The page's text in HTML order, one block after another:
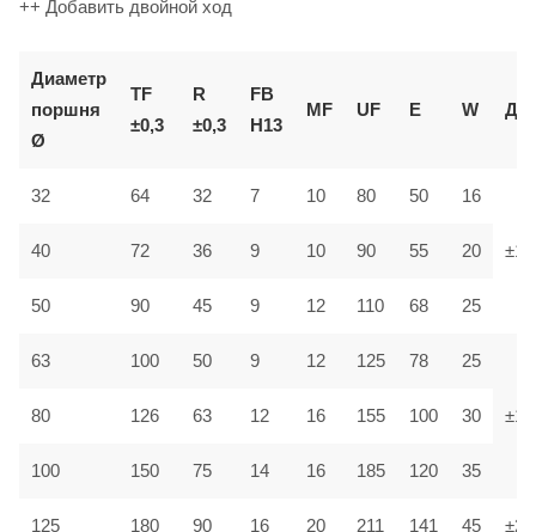
++ Добавить двойной ход
Диаметр
поршня
Ø
TF
±0,3
R
±0,3
FB
H13
MF UF E W
32 64 32 7 10 80 50 16
40 72 36 9 10 90 55 20
50 90 45 9 12 110 68 25
63 100 50 9 12 125 78 25
80 126 63 12 16 155 100 30
100 150 75 14 16 185 120 35
125 180 90 16 20 211 141 45